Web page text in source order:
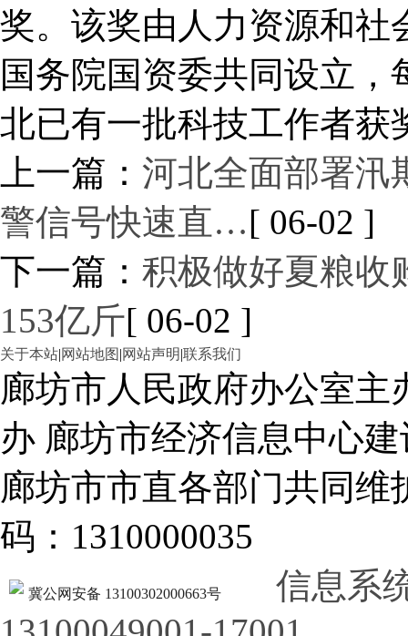
奖。该奖由人力资源和社
国务院国资委共同设立
北已有一批科技工作者获
上一篇： 河北全面部署汛
警信号快速直…[ 06-02 ]
下一篇： 积极做好夏粮收
153亿斤[ 06-02 ]
关于本站|网站地图 |网站声明|联系我们
廊坊市人民政府办公室
办 廊坊市经济信息中心建
廊坊市市直各部门共同
码：1310000035
冀公网安备 13100302000663号
信息系